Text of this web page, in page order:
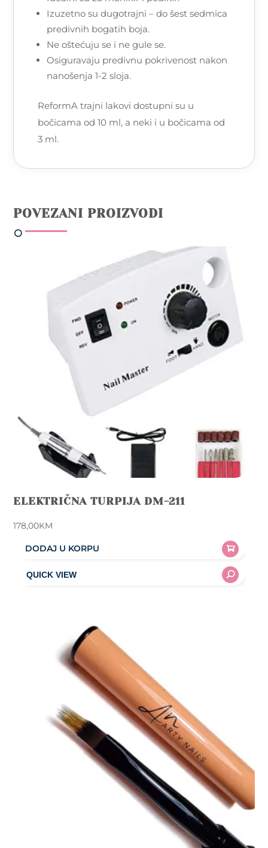
Izuzetno su dugotrajni – do šest sedmica
predivnih bogatih boja.
Ne oštećuju se i ne gule se.
Osiguravaju predivnu pokrivenost nakon
nanošenja 1-2 sloja.
ReformA trajni lakovi dostupni su u
bočicama od 10 ml, a neki i u bočicama od
3 ml.
POVEZANI PROIZVODI
ELEKTRIČNA TURPIJA DM-211
178,00KM
DODAJ U KORPU